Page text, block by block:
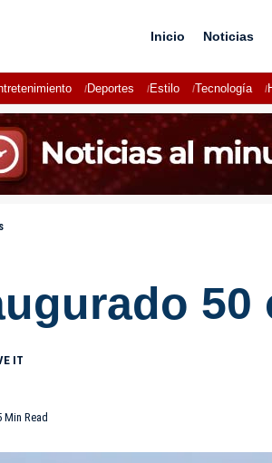
Inicio Noticias
Deportes Estilo Tecnología
Min Read